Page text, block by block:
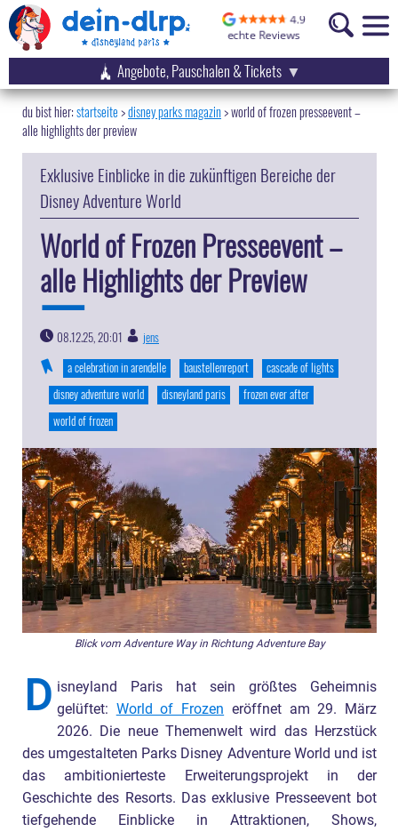
Angebote, Pauschalen & Tickets
startseite disney parks magazin>world of frozen presseevent –
alle highlights der preview
Exklusive Einblicke in die zukünftigen Bereiche der
Disney Adventure World
World of Frozen Presseevent –
alle Highlights der Preview
08.12.25, 20:01
jens
a celebration in arendelle
baustellenreport
cascade of lights
disney adventure world
disneyland paris
frozen ever after
world of frozen
Blick vom Adventure Way in Richtung Adventure Bay
D isneyland Paris hat sein größtes Geheimnis
gelüftet: World of Frozen eröffnet am 29. März
2026. Die neue Themenwelt wird das Herzstück
des umgestalteten Parks Disney Adventure World und ist
das ambitionierteste Erweiterungsprojekt in der
Geschichte des Resorts. Das exklusive Presseevent bot
tiefgehende Einblicke in Attraktionen, Shows,